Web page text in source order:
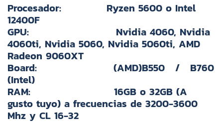
Procesador:
Ryzen 5600 o Intel
12400F
GPU:
Nvidia 4060, Nvidia
4060ti, Nvidia 5060, Nvidia 5060ti, AMD
Radeon 9060XT
Board:
(AMD)B550 / B760
(Intel)
RAM:
16GB o 32GB (A
gusto tuyo) a frecuencias de 3200-3600
Mhz y CL 16-32